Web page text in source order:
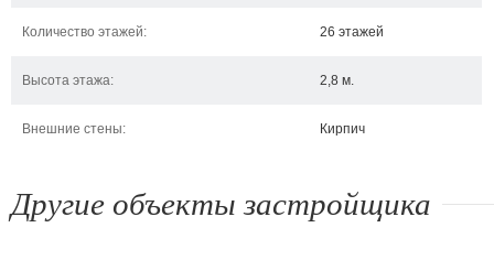
Количество этажей: 26 этажей
Высота этажа: 2,8 м.
Внешние стены: Кирпич
Другие объекты застройщика
ул. Белицкого/пер. Розовый просп. Правды, 5